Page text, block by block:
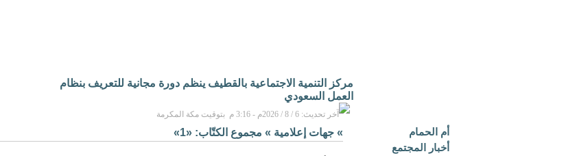
مركز التنمية الاجتماعية بالقطيف ينظم دورة مجانية للتعريف بنظام
العمل السعودي
آخر تحديث: 6 / 8 / 2026م - 3:16 م بتوقيت مكة المكرمة
أم الحمام
أخبار المجتمع
» جهات إعلامية » مجموع الكتّاب: «1»